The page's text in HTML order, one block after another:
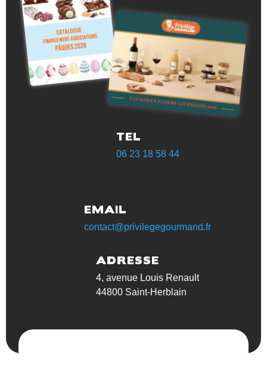
TEL
06 23 18 58 44‬
EMAIL
contact@privilegegourmand.fr
ADRESSE
4, avenue Louis Renault
44800 Saint-Herblain